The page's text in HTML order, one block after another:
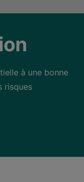
à une bonne
risques